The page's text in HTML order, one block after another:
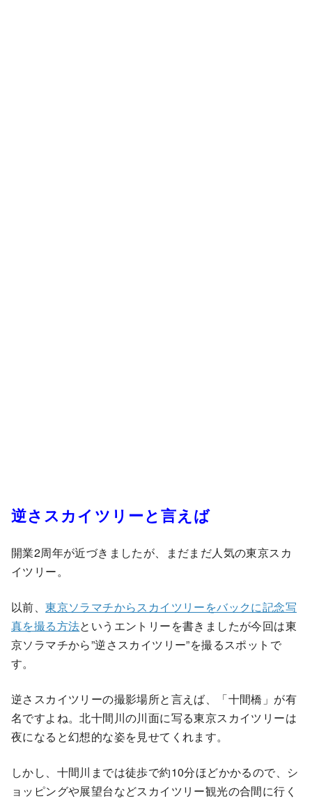
逆さスカイツリーと言えば
開業2周年が近づきましたが、まだまだ人気の東京スカ
イツリー。
以前、東京ソラマチからスカイツリーをバックに記念写
真を撮る方法というエントリーを書きましたが今回は東
京ソラマチから”逆さスカイツリー”を撮るスポットで
す。
逆さスカイツリーの撮影場所と言えば、「十間橋」が有
名ですよね。北十間川の川面に写る東京スカイツリーは
夜になると幻想的な姿を見せてくれます。
しかし、十間川までは徒歩で約10分ほどかかるので、シ
ョッピングや展望台などスカイツリー観光の合間に行く